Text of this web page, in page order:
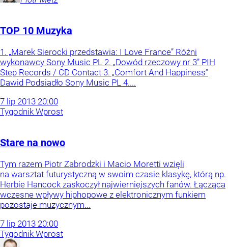
TOP 10 Muzyka
1. „Marek Sierocki przedstawia: I Love France” Różni
wykonawcy Sony Music PL 2. „Dowód rzeczowy nr 3” PIH
Step Records / CD Contact 3. „Comfort And Happiness”
Dawid Podsiadło Sony Music PL 4....
7 lip 2013 20:00
Tygodnik Wprost
Stare na nowo
Tym razem Piotr Zabrodzki i Macio Moretti wzięli
na warsztat futurystyczną w swoim czasie klasykę, którą np.
Herbie Hancock zaskoczył najwierniejszych fanów. Łącząca
wczesne wpływy hiphopowe z elektronicznym funkiem
pozostaje muzycznym...
7 lip 2013 20:00
Tygodnik Wprost